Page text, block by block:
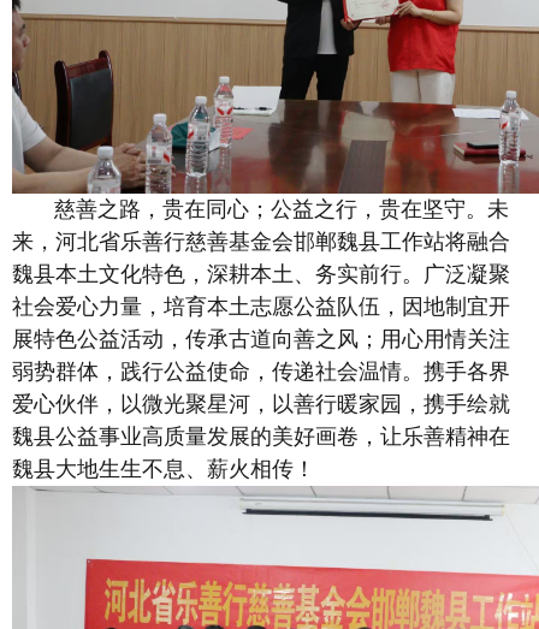
慈善之路，贵在同心；公益之行，贵在坚守。未
来，河北省乐善行慈善基金会邯郸魏县工作站将融合
魏县本土文化特色，深耕本土、务实前行。广泛凝聚
社会爱心力量，培育本土志愿公益队伍，因地制宜开
展特色公益活动，传承古道向善之风；用心用情关注
弱势群体，践行公益使命，传递社会温情。携手各界
爱心伙伴，以微光聚星河，以善行暖家园，携手绘就
魏县公益事业高质量发展的美好画卷，让乐善精神在
魏县大地生生不息、薪火相传！